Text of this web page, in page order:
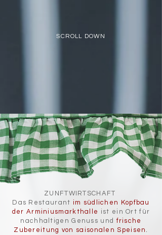
SCROLL DOWN
ZUNFTWIRTSCHAFT
Das Restaurant im südlichen Kopfbau
der Arminiusmarkthalle ist ein Ort für
nachhaltigen Genuss und frische
Zubereitung von saisonalen Speisen .